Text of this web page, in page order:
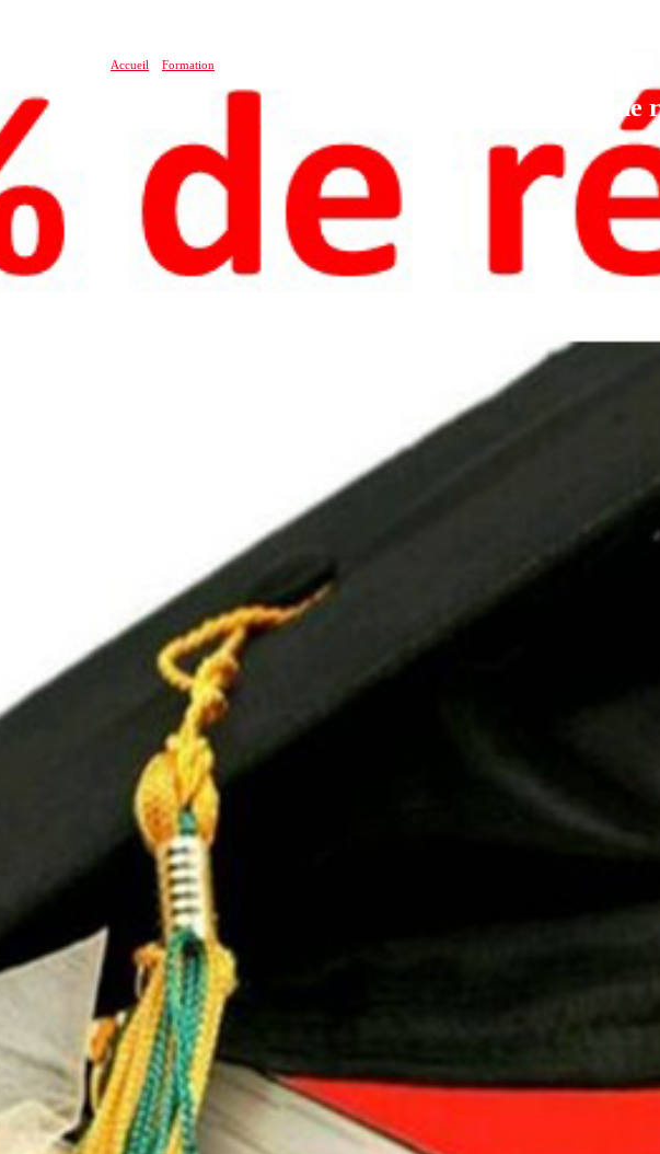
Accueil Formation
Pôle de Carcassonne : 100% de